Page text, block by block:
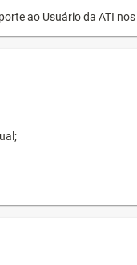
ao Usuário da ATI nos